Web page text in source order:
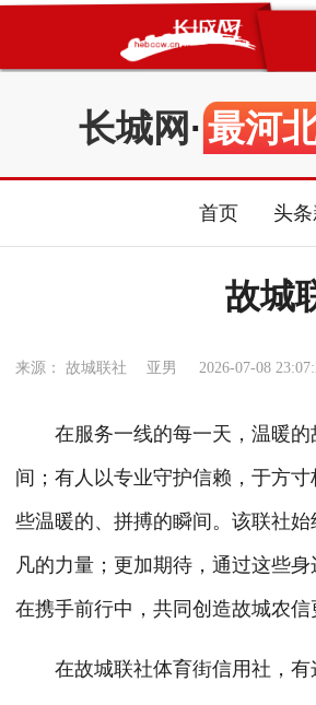
长城网 ·最河
首页 头条
故城
来源： 故城联社 亚男 2026-07-08
在服务一线的每一天，温暖
间；有人以专业守护信赖，于方
些温暖的、拼搏的瞬间。该联社
凡的力量；更加期待，通过这些
在携手前行中，共同创造故城农信
在故城联社体育街信用社，